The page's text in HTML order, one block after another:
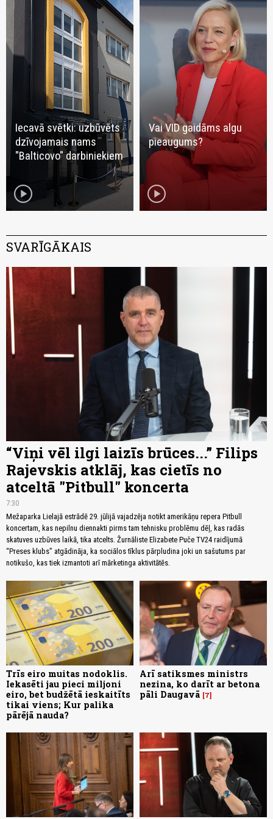
Iecavā svētki: uzbūvēts
dzīvojamais nams
"Balticovo" darbiniekiem
play_circle
Vai VID gaidāms algu
pieaugums?
play_circle
SVARĪGĀKAIS
“Viņi vēl ilgi laizīs brūces...” Filips
Rajevskis atklāj, kas cietīs no
atceltā "Pitbull" koncerta
7:30
Mežaparka Lielajā estrādē 29. jūlijā vajadzēja notikt amerikāņu repera Pitbull
koncertam, kas nepilnu diennakti pirms tam tehnisku problēmu dēļ, kas radās
skatuves uzbūves laikā, tika atcelts. Žurnāliste Elizabete Puče TV24 raidījumā
“Preses klubs” atgādināja, ka sociālos tīklus pārpludina joki un sašutums par
notikušo, kas tiek izmantoti arī mārketinga aktivitātēs.
Trīs eiro muitas nodoklis.
Iekasēti jau pieci miljoni
eiro, bet budžētā ieskaitīts
tikai viens; Kur palika
pārējā nauda?
Arī satiksmes ministrs
nezina, ko darīt ar betona
pāli Daugavā 7